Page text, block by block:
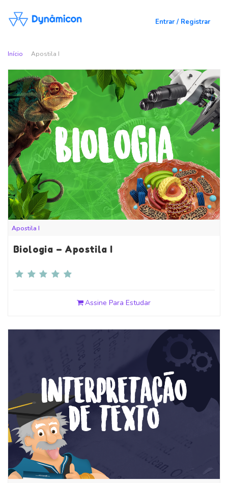
Entrar / Registrar
Início Apostila I
Apostila I
Biologia – Apostila I
Assine Para Estudar